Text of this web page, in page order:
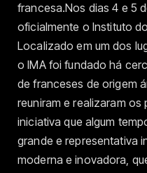
francesa.Nos dias 4 e 5
oficialmente o Instituto
Localizado em um dos
o IMA foi fundado há
de franceses de origem
reuniram e realizaram
iniciativa que algum
grande e representativa
moderna e inovadora,